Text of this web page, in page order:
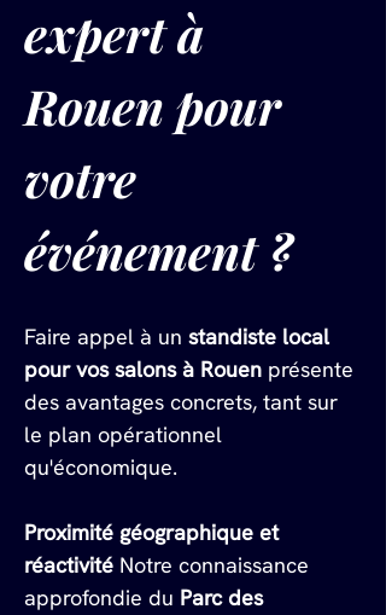
expert à
Rouen pour
votre
événement ?
Faire appel à un standiste local
pour vos salons à Rouen présente
des avantages concrets, tant sur
le plan opérationnel
qu'économique.
Proximité géographique et
réactivité Notre connaissance
approfondie du Parc des